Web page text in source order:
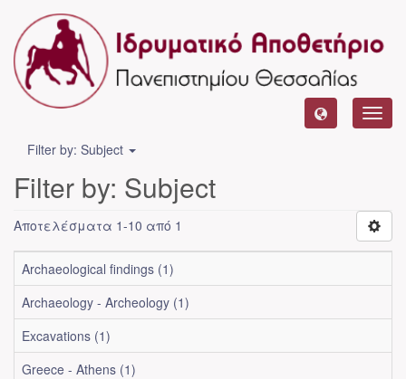
Filter by: Subject
Filter by: Subject
Αποτελέσματα 1-10 από 1
Archaeological findings (1)
Archaeology - Archeology (1)
Excavations (1)
Greece - Athens (1)